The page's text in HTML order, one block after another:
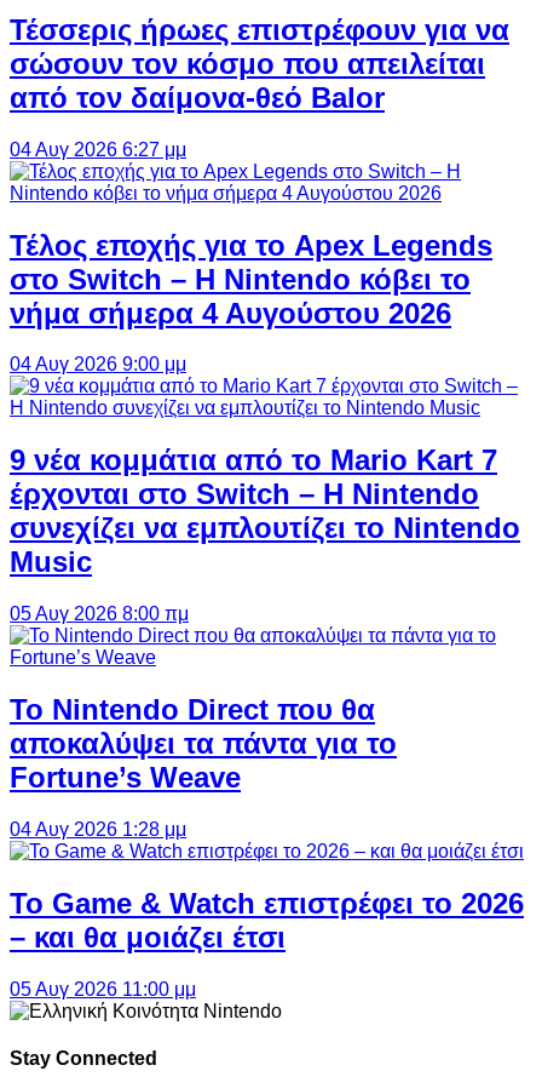
Τέσσερις ήρωες επιστρέφουν για να
σώσουν τον κόσμο που απειλείται
από τον δαίμονα-θεό Balor
04 Αυγ 2026 6:27 μμ
Τέλος εποχής για το Apex Legends
στο Switch – Η Nintendo κόβει το
νήμα σήμερα 4 Αυγούστου 2026
04 Αυγ 2026 9:00 μμ
9 νέα κομμάτια από το Mario Kart 7
έρχονται στο Switch – Η Nintendo
συνεχίζει να εμπλουτίζει το Nintendo
Music
05 Αυγ 2026 8:00 πμ
Το Nintendo Direct που θα
αποκαλύψει τα πάντα για το
Fortune’s Weave
04 Αυγ 2026 1:28 μμ
Το Game & Watch επιστρέφει το 2026
– και θα μοιάζει έτσι
05 Αυγ 2026 11:00 μμ
Stay Connected